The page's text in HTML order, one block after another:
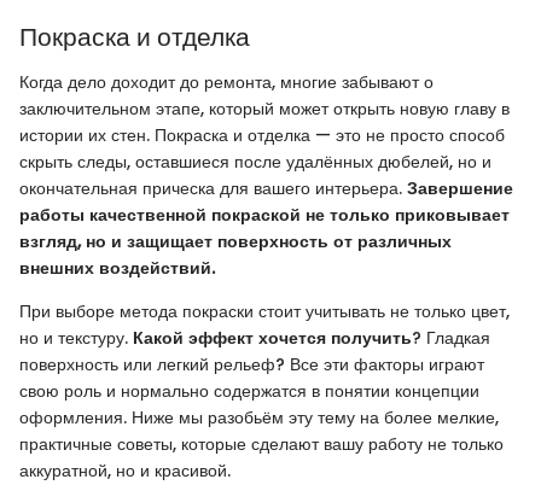
Покраска и отделка
Когда дело доходит до ремонта, многие забывают о
заключительном этапе, который может открыть новую главу в
истории их стен. Покраска и отделка — это не просто способ
скрыть следы, оставшиеся после удалённых дюбелей, но и
окончательная прическа для вашего интерьера. Завершение
работы качественной покраской не только приковывает
взгляд, но и защищает поверхность от различных
внешних воздействий.
При выборе метода покраски стоит учитывать не только цвет,
но и текстуру. Какой эффект хочется получить? Гладкая
поверхность или легкий рельеф? Все эти факторы играют
свою роль и нормально содержатся в понятии концепции
оформления. Ниже мы разобьём эту тему на более мелкие,
практичные советы, которые сделают вашу работу не только
аккуратной, но и красивой.